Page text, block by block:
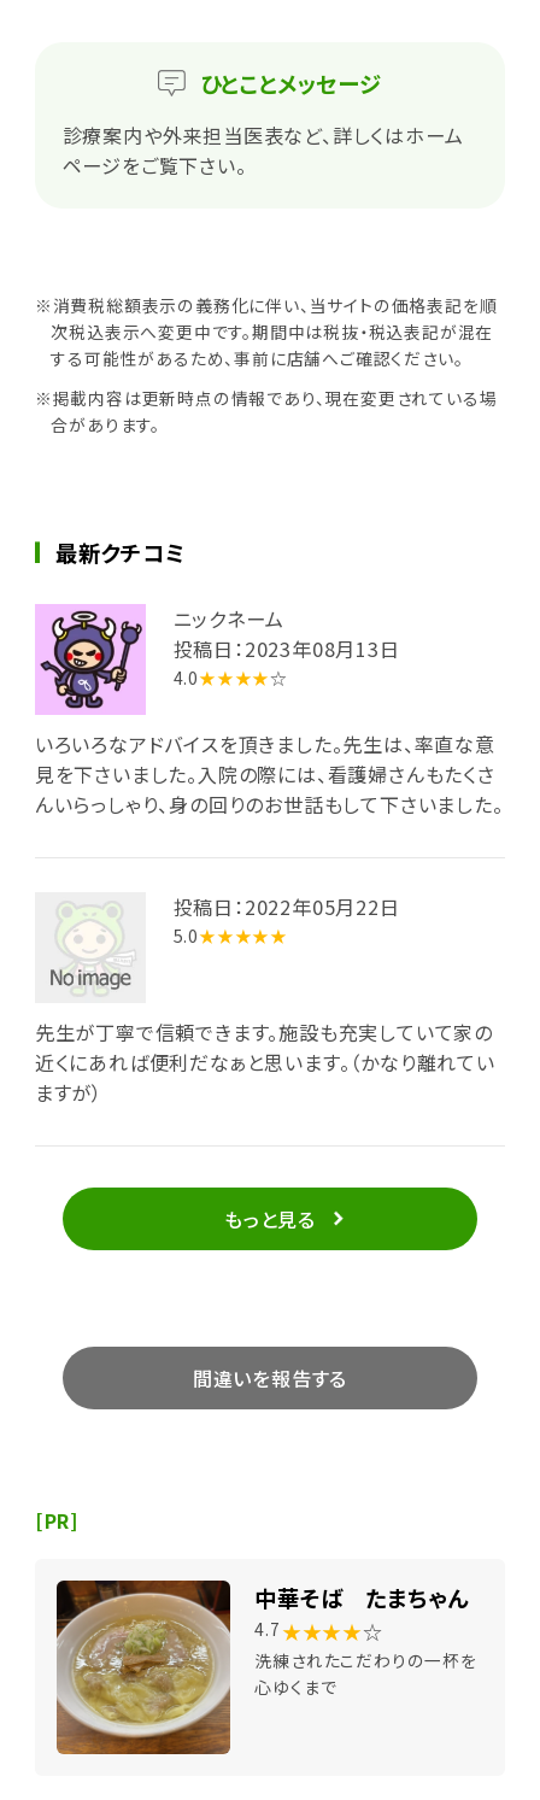
ひとことメッセージ
診療案内や外来担当医表など、詳しくはホーム
ページをご覧下さい。
※消費税総額表示の義務化に伴い、当サイトの価格表記を順
次税込表示へ変更中です。期間中は税抜・税込表記が混在
する可能性があるため、事前に店舗へご確認ください。
※掲載内容は更新時点の情報であり、現在変更されている場
合があります。
最新クチコミ
ニックネーム
投稿日：2023年08月13日
4.0★★★★☆
いろいろなアドバイスを頂きました。先生は、率直な意
見を下さいました。入院の際には、看護婦さんもたくさ
んいらっしゃり、身の回りのお世話もして下さいました。
投稿日：2022年05月22日
5.0★★★★★
先生が丁寧で信頼できます。施設も充実していて家の
近くにあれば便利だなぁと思います。（かなり離れてい
ますが）
もっと見る
間違いを報告する
[PR]
中華そば たまちゃん
4.7 ★★★★☆
洗練されたこだわりの一杯を
心ゆくまで